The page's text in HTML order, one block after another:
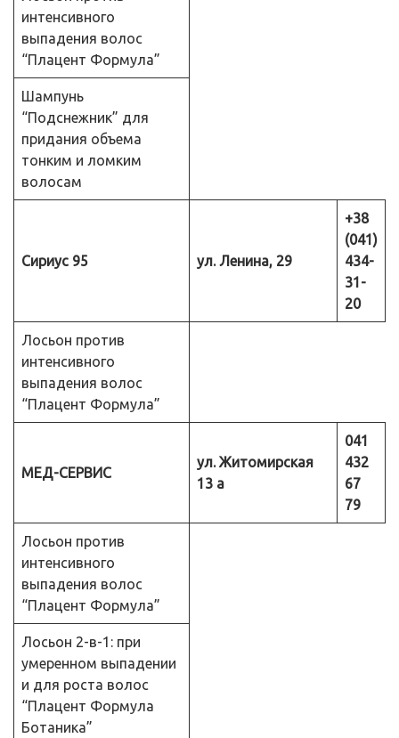
интенсивного
выпадения волос
“Плацент Формула”
Шампунь
“Подснежник” для
придания объема
тонким и ломким
волосам
Сириус 95 ул. Ленина, 29
+38
(041)
434-
31-
20
Лосьон против
интенсивного
выпадения волос
“Плацент Формула”
МЕД-СЕРВИС
ул. Житомирская
13 а
041
432
67
79
Лосьон против
интенсивного
выпадения волос
“Плацент Формула”
Лосьон 2-в-1: при
умеренном выпадении
и для роста волос
“Плацент Формула
Ботаника”